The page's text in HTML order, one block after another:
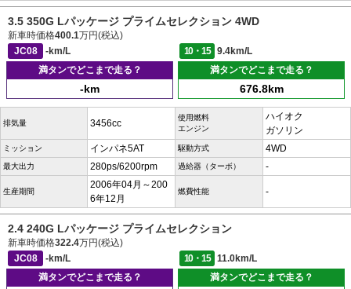
3.5 350G Lパッケージ プライムセレクション 4WD
新車時価格400.1万円(税込)
JC08
-km/L 10・15
9.4km/L
満タンでどこまで走る？
-km
満タンでどこまで走る？
676.8km
排気量 3456cc
使用燃料
エンジン
ハイオク
ガソリン
ミッション インパネ5AT 駆動方式 4WD
最大出力 280ps/6200rpm 過給器（ターボ） -
生産期間
2006年04月～200
6年12月
燃費性能 -
2.4 240G Lパッケージ プライムセレクション
新車時価格322.4万円(税込)
JC08
-km/L 10・15
11.0km/L
満タンでどこまで走る？
満タンでどこまで走る？